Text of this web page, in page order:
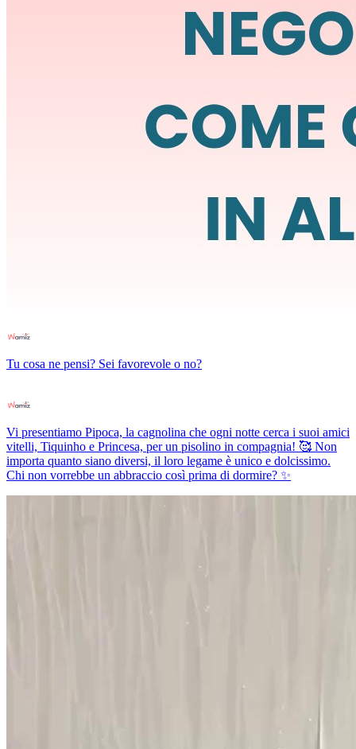
Tu cosa ne pensi? Sei favorevole o no?
Vi presentiamo Pipoca, la cagnolina che ogni notte cerca i suoi amici
vitelli, Tiquinho e Princesa, per un pisolino in compagnia! 🥰 Non
importa quanto siano diversi, il loro legame è unico e dolcissimo.
Chi non vorrebbe un abbraccio così prima di dormire? ✨